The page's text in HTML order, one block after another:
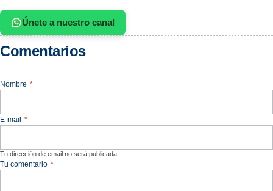
Únete a nuestro canal
Comentarios
Nombre *
E-mail *
Tu dirección de email no será publicada.
Tu comentario *